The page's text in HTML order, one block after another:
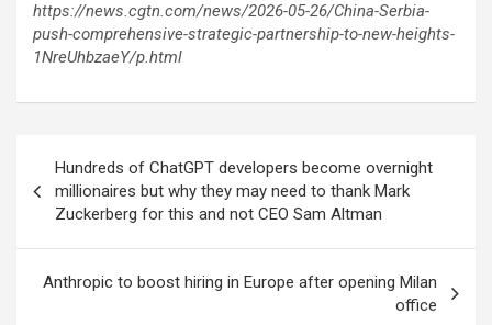
https://news.cgtn.com/news/2026-05-26/China-Serbia-
push-comprehensive-strategic-partnership-to-new-heights-
1NreUhbzaeY/p.html
navigation
Hundreds of ChatGPT developers become overnight
millionaires but why they may need to thank Mark
Zuckerberg for this and not CEO Sam Altman
Anthropic to boost hiring in Europe after opening Milan
office